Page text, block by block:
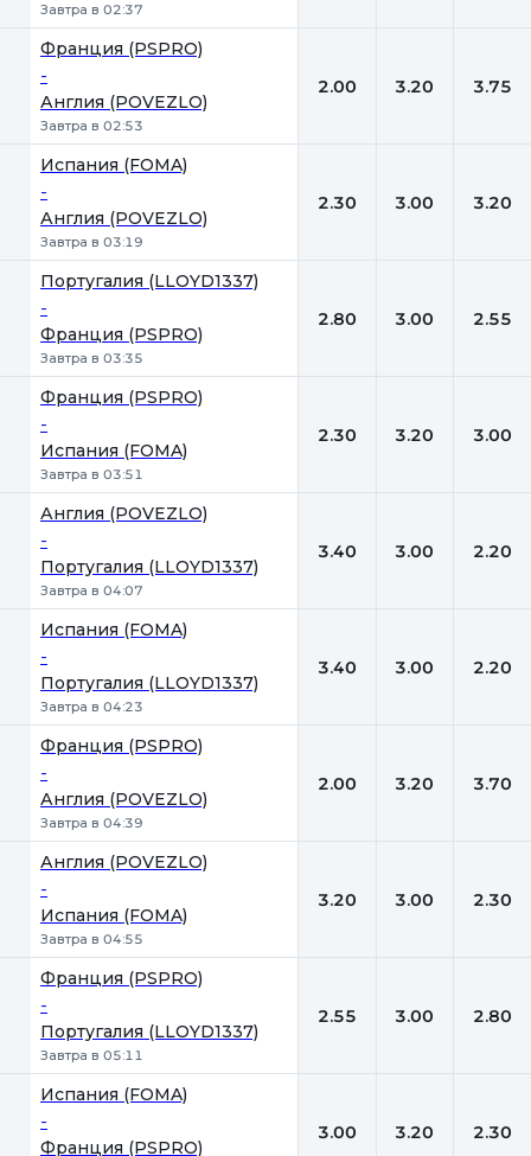
Завтра в 02:37
Франция (PSPRO)
-
Англия (POVEZLO)
Завтра в 02:53
2.00 3.20 3.75
Испания (FOMA)
-
Англия (POVEZLO)
Завтра в 03:19
2.30 3.00 3.20
Португалия (LLOYD1337)
-
Франция (PSPRO)
Завтра в 03:35
2.80 3.00 2.55
Франция (PSPRO)
-
Испания (FOMA)
Завтра в 03:51
2.30 3.20 3.00
Англия (POVEZLO)
-
Португалия (LLOYD1337)
Завтра в 04:07
3.40 3.00 2.20
Испания (FOMA)
-
Португалия (LLOYD1337)
Завтра в 04:23
3.40 3.00 2.20
Франция (PSPRO)
-
Англия (POVEZLO)
Завтра в 04:39
2.00 3.20 3.70
Англия (POVEZLO)
-
Испания (FOMA)
Завтра в 04:55
3.20 3.00 2.30
Франция (PSPRO)
-
Португалия (LLOYD1337)
Завтра в 05:11
2.55 3.00 2.80
Испания (FOMA)
-
Франция (PSPRO)
3.00 3.20 2.30